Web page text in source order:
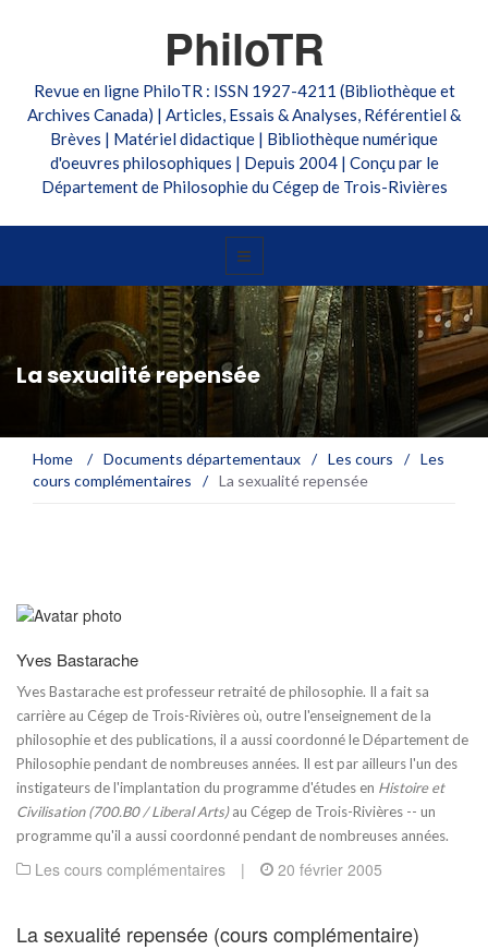
PhiloTR
Revue en ligne PhiloTR : ISSN 1927-4211 (Bibliothèque et
Archives Canada) | Articles, Essais & Analyses, Référentiel &
Brèves | Matériel didactique | Bibliothèque numérique
d'oeuvres philosophiques | Depuis 2004 | Conçu par le
Département de Philosophie du Cégep de Trois-Rivières
La sexualité repensée
Home / Documents départementaux / Les cours / Les
cours complémentaires
/ La sexualité repensée
Yves Bastarache
Yves Bastarache est professeur retraité de philosophie. Il a fait sa
carrière au Cégep de Trois-Rivières où, outre l'enseignement de la
philosophie et des publications, il a aussi coordonné le Département de
Philosophie pendant de nombreuses années. Il est par ailleurs l'un des
instigateurs de l'implantation du programme d'études en Histoire et
Civilisation (700.B0 / Liberal Arts)au Cégep de Trois-Rivières -- un
programme qu'il a aussi coordonné pendant de nombreuses années.
Les cours complémentaires | 20 février 2005
La sexualité repensée (cours complémentaire)